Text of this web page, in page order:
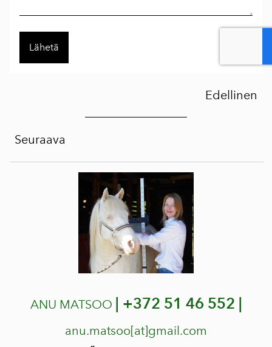
Edellinen
Seuraava
ANU MATSOO | +372 51 46 552 |
anu.matsoo[at]gmail.com